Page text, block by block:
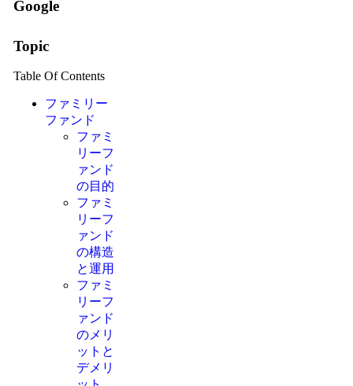
Google
Topic
Table Of Contents
ファミリー
ファンド
ファミ
リーフ
ァンド
の目的
ファミ
リーフ
ァンド
の構造
と運用
ファミ
リーフ
ァンド
のメリ
ットと
デメリ